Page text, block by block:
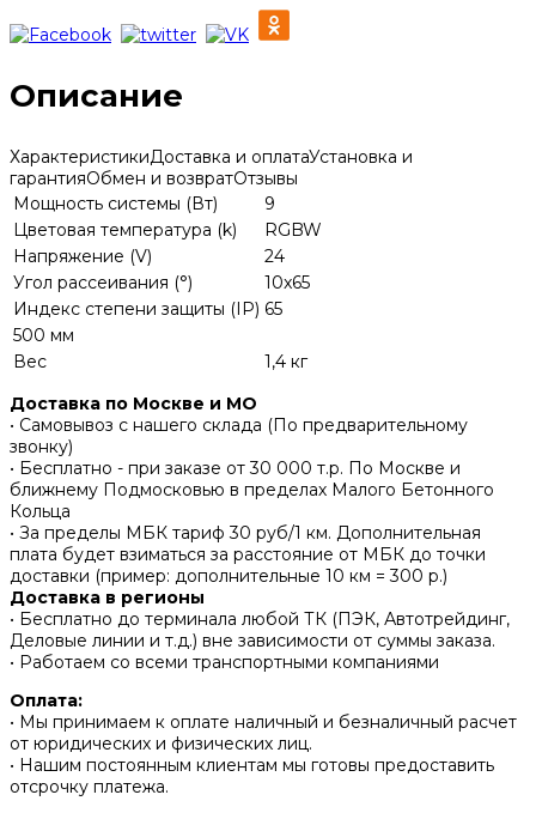
Описание
ХарактеристикиДоставка и оплатаУстановка и
гарантияОбмен и возвратОтзывы
Мощность системы (Вт)
9
Цветовая температура (k)
RGBW
Напряжение (V)
24
Угол рассеивания (°)
10x65
Индекс степени защиты (IP) 65
500 мм
Вес
1,4 кг
Доставка по Москве и МО
• Самовывоз с нашего склада (По предварительному
звонку)
• Бесплатно - при заказе от 30 000 т.р. По Москве и
ближнему Подмосковью в пределах Малого Бетонного
Кольца
• За пределы МБК тариф 30 руб/1 км. Дополнительная
плата будет взиматься за расстояние от МБК до точки
доставки (пример: дополнительные 10 км = 300 р.)
Доставка в регионы
• Бесплатно до терминала любой ТК (ПЭК, Автотрейдинг,
Деловые линии и т.д.) вне зависимости от суммы заказа.
• Работаем со всеми транспортными компаниями
Оплата:
• Мы принимаем к оплате наличный и безналичный расчет
от юридических и физических лиц.
• Нашим постоянным клиентам мы готовы предоставить
отсрочку платежа.